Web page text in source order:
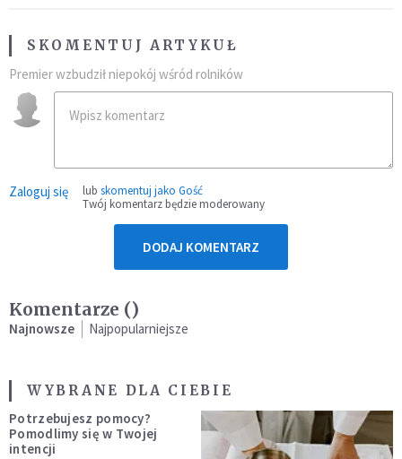
SKOMENTUJ ARTYKUŁ
Premier wzbudził niepokój wśród rolników
Zaloguj się lub skomentuj jako Gość
Twój komentarz będzie moderowany
DODAJ KOMENTARZ
Komentarze ()
Najnowsze Najpopularniejsze
WYBRANE DLA CIEBIE
Potrzebujesz pomocy?
Pomodlimy się w Twojej
intencji